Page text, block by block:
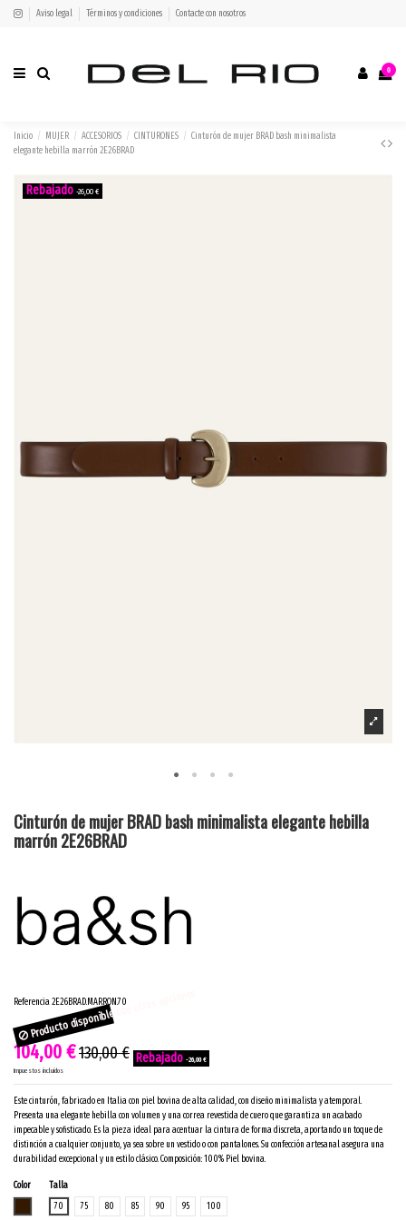
Aviso legal Términos y condiciones Contacte con nosotros
0
Inicio MUJER ACCESORIOS CINTURONES
Cinturón de mujer BRAD bash minimalista
elegante hebilla marrón 2E26BRAD
-26,00 €
Cinturón de mujer BRAD bash minimalista elegante hebilla
marrón 2E26BRAD
Referencia2E26BRAD.MARRON.70
Producto disponible con otras opciones
104,00 €130,00 €
-26,00 €
Impuestos incluidos
Este cinturón, fabricado en Italia con piel bovina de alta calidad, con diseño minimalista y atemporal.
Presenta una elegante hebilla con volumen y una correa revestida de cuero que garantiza un acabado
impecable y sofisticado. Es la pieza ideal para acentuar la cintura de forma discreta, aportando un toque de
distinción a cualquier conjunto, ya sea sobre un vestido o con pantalones. Su confección artesanal asegura una
durabilidad excepcional y un estilo clásico. Composición: 100% Piel bovina.
Color
Talla
70
75 80 85 90 95 100